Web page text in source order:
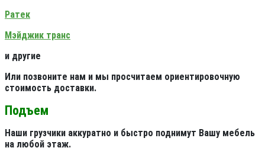
Ратек
Мэйджик транс
и другие
Или позвоните нам и мы просчитаем ориентировочную
стоимость доставки.
Подъем
Наши грузчики аккуратно и быстро поднимут Вашу мебель
на любой этаж.